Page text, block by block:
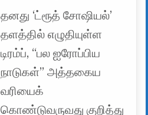
தனது ‘ட்ரூத் சோஷியல்’
தளத்தில் எழுதியுள்ள
டிரம்ப், “பல ஐரோப்பிய
நாடுகள்” அத்தகைய
வரியைக்
கொண்டுவருவது குறித்து